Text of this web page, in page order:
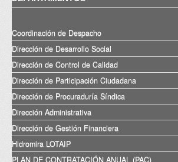
Coordinación de Despacho
Dirección de Desarrollo Social
Dirección de Control de Calidad
Dirección de Participación Ciudadana
Dirección de Procuraduría Síndica
Dirección Administrativa
Dirección de Gestión Financiera
Hidromira LOTAIP
PLAN DE CONTRATACIÓN ANUAL (PAC)